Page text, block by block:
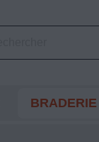
BRADERIE